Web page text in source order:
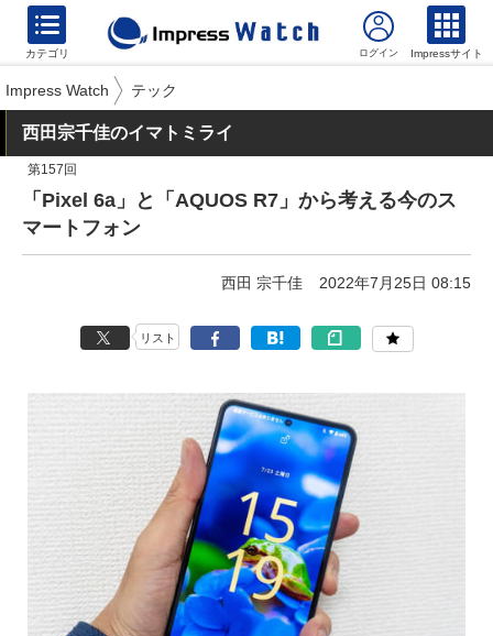
カテゴリ Impressサイト
Impress Watch テック
西田宗千佳のイマトミライ
第157回
「Pixel 6a」と「AQUOS R7」から考える今のス
マートフォン
西田 宗千佳 2022年7月25日 08:15
リスト